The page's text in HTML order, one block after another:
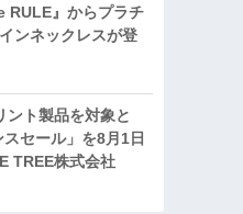
RULE』からプラチ
ンネックレスが登
ント製品を対象と
セール」を8月1日
TREE株式会社